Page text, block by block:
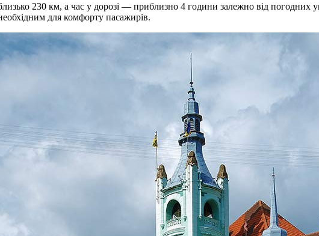
230 км, а час у дорозі — приблизно 4 години залежно від погодних
для комфорту пасажирів.